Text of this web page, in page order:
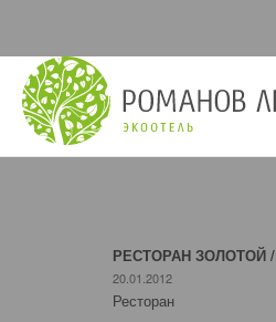
РЕСТОРАН ЗОЛОТОЙ /
20.01.2012
Ресторан